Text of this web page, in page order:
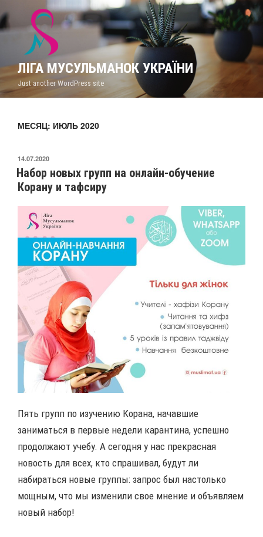
к
содержимому
ЛІГА МУСУЛЬМАНОК УКРАЇНИ
Just another WordPress site
МЕСЯЦ: ИЮЛЬ 2020
ОПУБЛИКОВАНО
14.07.2020
Набор новых групп на онлайн-обучение
Корану и тафсиру
Пять групп по изучению Корана, начавшие
заниматься в первые недели карантина, успешно
продолжают учебу. А сегодня у нас прекрасная
новость для всех, кто спрашивал, будут ли
набираться новые группы: запрос был настолько
мощным, что мы изменили свое мнение и объявляем
новый набор!